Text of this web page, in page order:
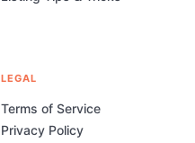
LEGAL
Terms of Service
Privacy Policy